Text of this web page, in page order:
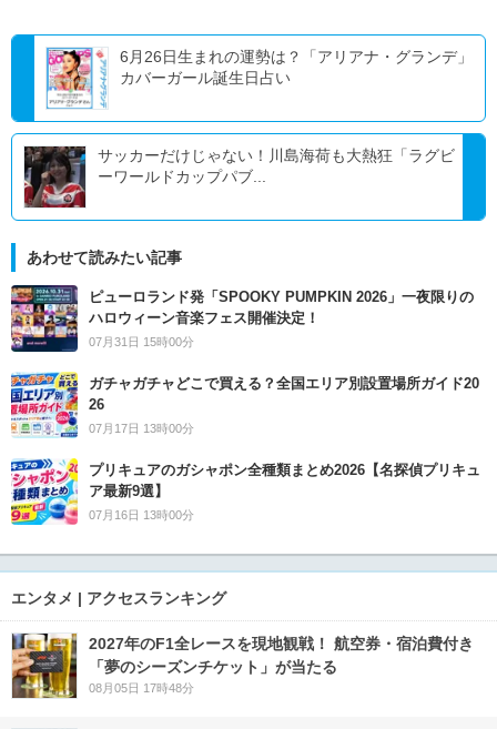
6月26日生まれの運勢は？「アリアナ・グランデ」
カバーガール誕生日占い
サッカーだけじゃない！川島海荷も大熱狂「ラグビ
ーワールドカップパブ...
あわせて読みたい記事
ピューロランド発「SPOOKY PUMPKIN 2026」一夜限りの
ハロウィーン音楽フェス開催決定！
07月31日 15時00分
ガチャガチャどこで買える？全国エリア別設置場所ガイド20
26
07月17日 13時00分
プリキュアのガシャポン全種類まとめ2026【名探偵プリキュ
ア最新9選】
07月16日 13時00分
エンタメ | アクセスランキング
2027年のF1全レースを現地観戦！ 航空券・宿泊費付き
「夢のシーズンチケット」が当たる
08月05日 17時48分